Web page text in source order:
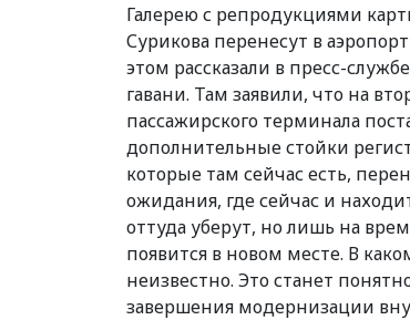
Галерею с репродукциями
Сурикова перенесут в
этом рассказали в пресс-
гавани. Там заявили, что на
пассажирского терминала
дополнительные стойки
которые там сейчас есть,
ожидания, где сейчас и
оттуда уберут, но лишь на
появится в новом месте. В
неизвестно. Это станет
завершения модернизации